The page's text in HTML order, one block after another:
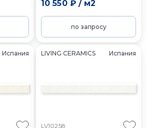
10 550 ₽/ м2
по запросу
Испания LIVING CERAMICS Испания
LV10258